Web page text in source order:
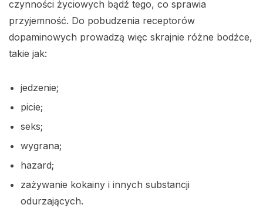
czynności życiowych bądź tego, co sprawia
przyjemność. Do pobudzenia receptorów
dopaminowych prowadzą więc skrajnie różne bodźce,
takie jak:
jedzenie;
picie;
seks;
wygrana;
hazard;
zażywanie kokainy i innych substancji
odurzających.